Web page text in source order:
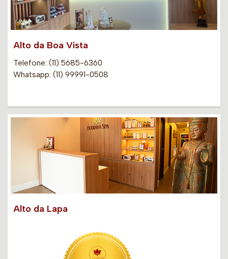
Alto da Boa Vista
Telefone: (11) 5685-6360
Whatsapp: (11) 99991-0508
Alto da Lapa